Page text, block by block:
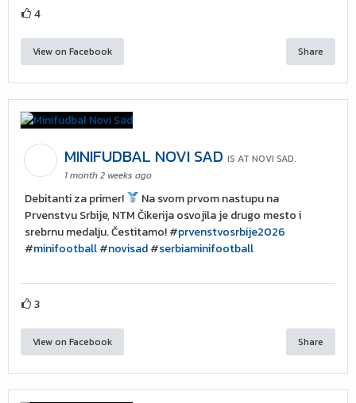
4
View on Facebook Share
MINIFUDBAL NOVI SAD IS AT NOVI SAD.
1 month 2 weeks ago
Debitanti za primer!
Na svom prvom nastupu na
Prvenstvu Srbije, NTM Čikerija osvojila je drugo mesto i
srebrnu medalju. Čestitamo! #prvenstvosrbije2026
#minifootball#novisad#serbiaminifootball
3
View on Facebook Share